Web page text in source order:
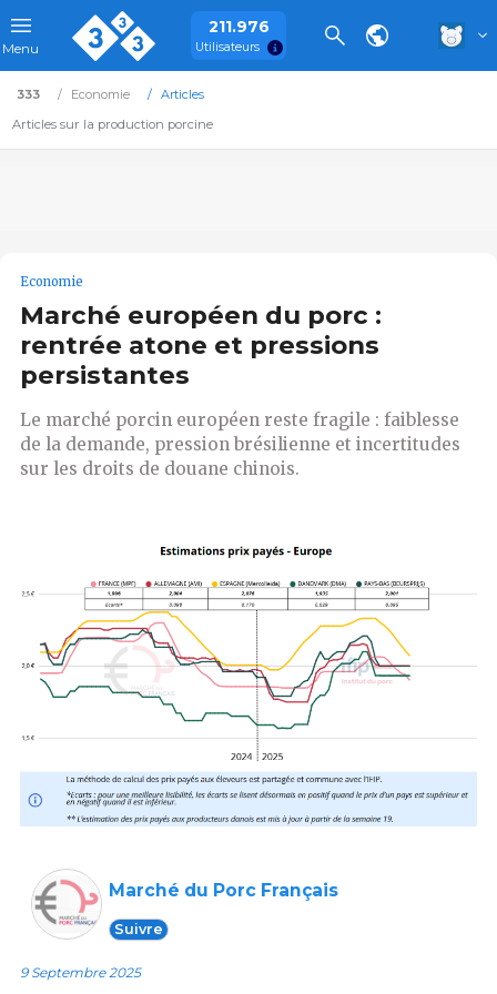
Menu
211.976
Utilisateurs
333 Economie
Articles
Articles sur la production porcine
Economie
Marché européen du porc :
rentrée atone et pressions
persistantes
Le marché porcin européen reste fragile : faiblesse
de la demande, pression brésilienne et incertitudes
sur les droits de douane chinois.
Marché du Porc Français
Suivre
9 Septembre 2025